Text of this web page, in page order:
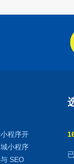
小程序开
小程序
SEO